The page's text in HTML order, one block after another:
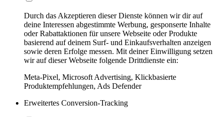
Durch das Akzeptieren dieser Dienste können wir dir auf
deine Interessen abgestimmte Werbung, gesponserte Inhalte
oder Rabattaktionen für unsere Webseite oder Produkte
basierend auf deinem Surf- und Einkaufsverhalten anzeigen
sowie deren Erfolge messen. Mit deiner Einwilligung setzen
wir auf dieser Webseite folgende Drittdienste ein:
Meta-Pixel, Microsoft Advertising, Klickbasierte
Produktempfehlungen, Ads Defender
Erweitertes Conversion-Tracking